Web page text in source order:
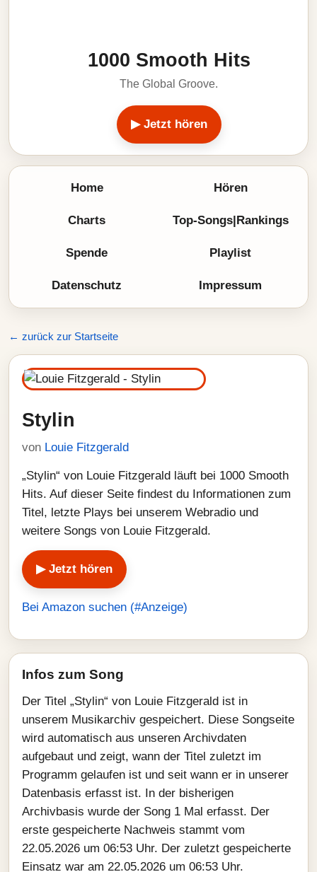
1000 Smooth Hits
The Global Groove.
▶ Jetzt hören
Home Hören
Charts Top-Songs|Rankings
Spende Playlist
Datenschutz Impressum
← zurück zur Startseite
Stylin
von Louie Fitzgerald
„Stylin“ von Louie Fitzgerald läuft bei 1000 Smooth
Hits. Auf dieser Seite findest du Informationen zum
Titel, letzte Plays bei unserem Webradio und
weitere Songs von Louie Fitzgerald.
▶ Jetzt hören
Bei Amazon suchen (#Anzeige)
Infos zum Song
Der Titel „Stylin“ von Louie Fitzgerald ist in
unserem Musikarchiv gespeichert. Diese Songseite
wird automatisch aus unseren Archivdaten
aufgebaut und zeigt, wann der Titel zuletzt im
Programm gelaufen ist und seit wann er in unserer
Datenbasis erfasst ist. In der bisherigen
Archivbasis wurde der Song 1 Mal erfasst. Der
erste gespeicherte Nachweis stammt vom
22.05.2026 um 06:53 Uhr. Der zuletzt gespeicherte
Einsatz war am 22.05.2026 um 06:53 Uhr.